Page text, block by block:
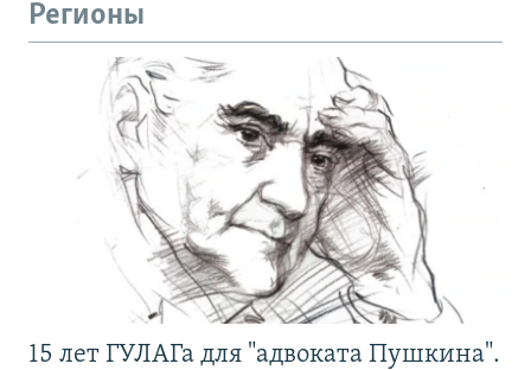
Регионы
15 лет ГУЛАГа для "адвоката Пушкина".